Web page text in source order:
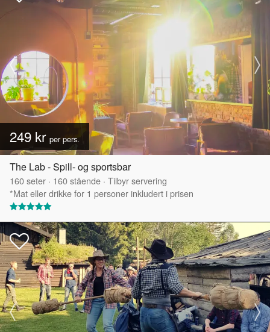
249 kr per pers.
The Lab - Spill- og sportsbar
160seter · 160stående · Tilbyr servering
*Mat eller drikke for 1 personer inkludert i prisen